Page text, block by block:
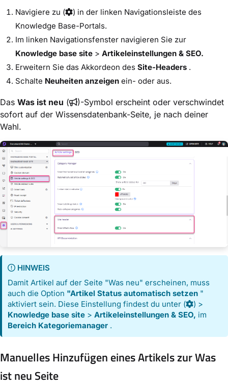
Navigiere zu (
) in der linken Navigationsleiste des
Knowledge Base-Portals.
Im linken Navigationsfenster navigieren Sie zur
Knowledge base site > Artikeleinstellungen & SEO.
Erweitern Sie das Akkordeon des Site-Headers .
Schalte Neuheiten anzeigen ein- oder aus.
Das Was ist neu (
)-Symbol erscheint oder verschwindet
sofort auf der Wissensdatenbank-Seite, je nach deiner
Wahl.
HINWEIS
Damit Artikel auf der Seite "Was neu" erscheinen, muss
auch die Option "Artikel Status automatisch setzen "
aktiviert sein. Diese Einstellung findest du unter (
) >
Knowledge base site >Artikeleinstellungen & SEO, im
Bereich Kategoriemanager .
Manuelles Hinzufügen eines Artikels zur Was
ist neu Seite